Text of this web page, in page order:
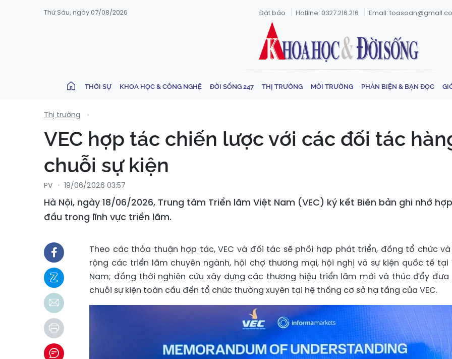
Thứ Sáu, ngày 07/08/2026 Đặt báo Hotline: 0327.216.216 Email:
THỜI SỰ KHOA HỌC & CÔNG NGHỆ ĐỜI SỐNG 247 THỊ TRƯỜNG MÔI TRƯỜNG PHẢN BIỆN & BẠN ĐỌC
Thị trường
VEC hợp tác chiến lược với các đối tác
chuỗi sự kiện
PV 19/06/2026 03:57
Hà Nội, ngày 18/06/2026, Trung tâm Triển lãm Việt Nam (VEC) ký kết Biên bản ghi nhớ
đầu trong lĩnh vực triển lãm.
Theo các thỏa thuận hợp tác, VEC và đối tác sẽ phối hợp phát triển, đồng tổ chức
rộng các triển lãm chuyên ngành, hội chợ thương mại, hội nghị và sự kiện quốc tế tại
Nam; đồng thời nghiên cứu xây dựng các thương hiệu triển lãm mới và thúc đẩy
chuỗi sự kiện toàn cầu đến tổ chức thường xuyên tại hệ thống cơ sở hạ tầng của VEC.